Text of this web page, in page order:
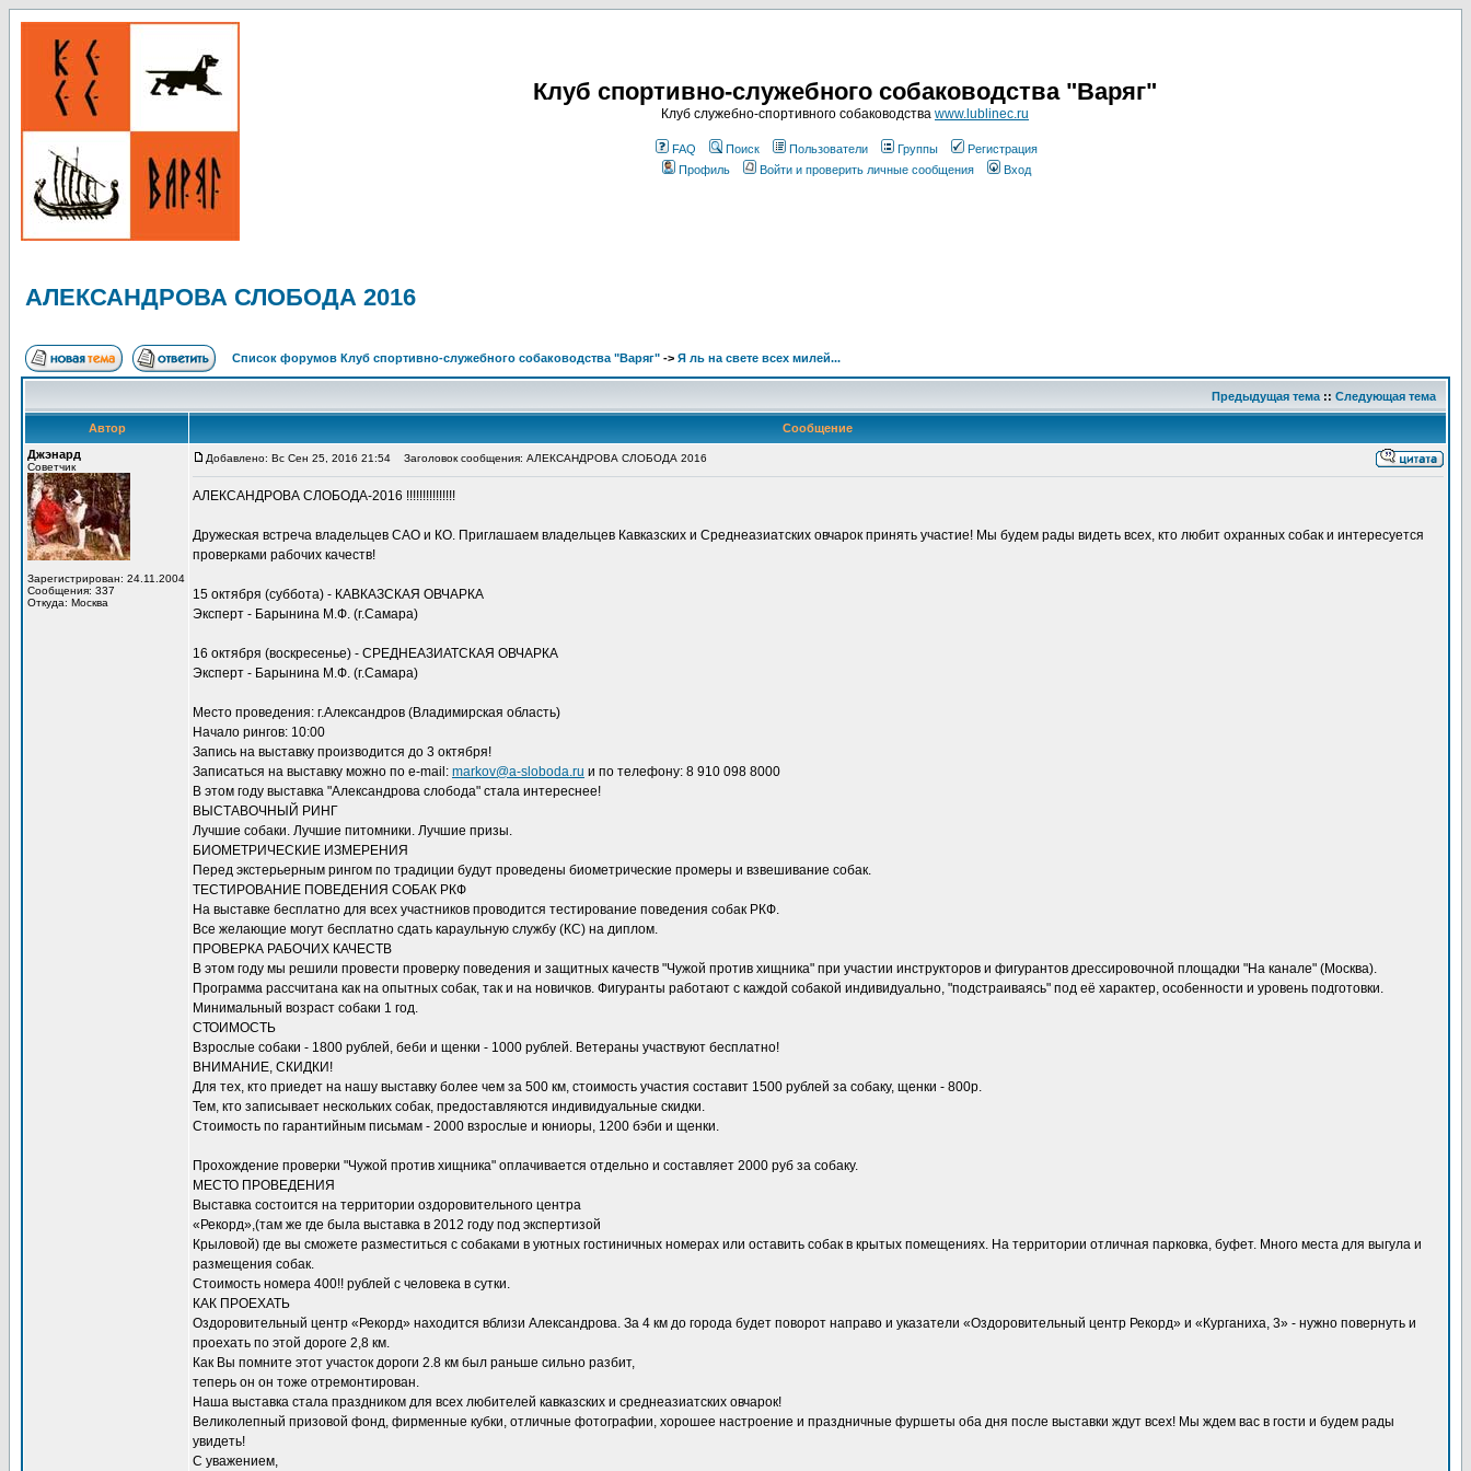
Клуб спортивно-служебного собаководства "Варяг"
Клуб служебно-спортивного собаководства www.lublinec.ru
FAQ Поиск Пользователи Группы
Регистрация
Профиль
Войти и проверить личные сообщения Вход
АЛЕКСАНДРОВА СЛОБОДА 2016
Список форумов Клуб спортивно-служебного собаководства "Варяг" -> Я ль на свете всех милей...
Предыдущая тема :: Следующая тема
Автор
Сообщение
Джэнард
Советчик
Зарегистрирован: 24.11.2004
Сообщения: 337
Откуда: Москва
Добавлено: Вс Сен 25, 2016 21:54 Заголовок сообщения: АЛЕКСАНДРОВА СЛОБОДА 2016
АЛЕКСАНДРОВА СЛОБОДА-2016 !!!!!!!!!!!!!!!
Дружеская встреча владельцев САО и КО. Приглашаем владельцев Кавказских и Среднеазиатских овчарок принять участие! Мы будем рады видеть всех, кто любит охранных собак и интересуется
проверками рабочих качеств!
15 октября (суббота) - КАВКАЗСКАЯ ОВЧАРКА
Эксперт - Барынина М.Ф. (г.Самара)
16 октября (воскресенье) - СРЕДНЕАЗИАТСКАЯ ОВЧАРКА
Эксперт - Барынина М.Ф. (г.Самара)
Место проведения: г.Александров (Владимирская область)
Начало рингов: 10:00
Запись на выставку производится до 3 октября!
Записаться на выставку можно по e-mail: markov@a-sloboda.ru и по телефону: 8 910 098 8000
В этом году выставка "Александрова слобода" стала интереснее!
ВЫСТАВОЧНЫЙ РИНГ
Лучшие собаки. Лучшие питомники. Лучшие призы.
БИОМЕТРИЧЕСКИЕ ИЗМЕРЕНИЯ
Перед экстерьерным рингом по традиции будут проведены биометрические промеры и взвешивание собак.
ТЕСТИРОВАНИЕ ПОВЕДЕНИЯ СОБАК РКФ
На выставке бесплатно для всех участников проводится тестирование поведения собак РКФ.
Все желающие могут бесплатно сдать караульную службу (КС) на диплом.
ПРОВЕРКА РАБОЧИХ КАЧЕСТВ
В этом году мы решили провести проверку поведения и защитных качеств "Чужой против хищника" при участии инструкторов и фигурантов дрессировочной площадки "На канале" (Москва).
Программа рассчитана как на опытных собак, так и на новичков. Фигуранты работают с каждой собакой индивидуально, "подстраиваясь" под её характер, особенности и уровень подготовки.
Минимальный возраст собаки 1 год.
СТОИМОСТЬ
Взрослые собаки - 1800 рублей, беби и щенки - 1000 рублей. Ветераны участвуют бесплатно!
ВНИМАНИЕ, СКИДКИ!
Для тех, кто приедет на нашу выставку более чем за 500 км, стоимость участия составит 1500 рублей за собаку, щенки - 800р.
Тем, кто записывает нескольких собак, предоставляются индивидуальные скидки.
Стоимость по гарантийным письмам - 2000 взрослые и юниоры, 1200 бэби и щенки.
Прохождение проверки "Чужой против хищника" оплачивается отдельно и составляет 2000 руб за собаку.
МЕСТО ПРОВЕДЕНИЯ
Выставка состоится на территории оздоровительного центра
«Рекорд»,(там же где была выставка в 2012 году под экспертизой
Крыловой) где вы сможете разместиться с собаками в уютных гостиничных номерах или оставить собак в крытых помещениях. На территории отличная парковка, буфет. Много места для выгула и
размещения собак.
Стоимость номера 400!! рублей с человека в сутки.
КАК ПРОЕХАТЬ
Оздоровительный центр «Рекорд» находится вблизи Александрова. За 4 км до города будет поворот направо и указатели «Оздоровительный центр Рекорд» и «Курганиха, 3» - нужно повернуть и
проехать по этой дороге 2,8 км.
Как Вы помните этот участок дороги 2.8 км был раньше сильно разбит,
теперь он он тоже отремонтирован.
Наша выставка стала праздником для всех любителей кавказских и среднеазиатских овчарок!
Великолепный призовой фонд, фирменные кубки, отличные фотографии, хорошее настроение и праздничные фуршеты оба дня после выставки ждут всех! Мы ждем вас в гости и будем рады
увидеть!
С уважением,